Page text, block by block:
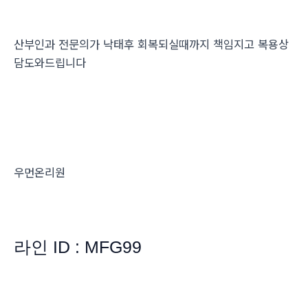
산부인과 전문의가 낙태후 회복되실때까지 책임지고 복용상
담도와드립니다
우먼온리원
라인 ID : MFG99